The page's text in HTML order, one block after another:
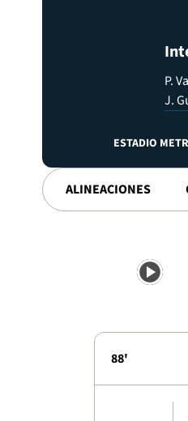
P.
J.
ESTADIO
ALINEACIONES
88'